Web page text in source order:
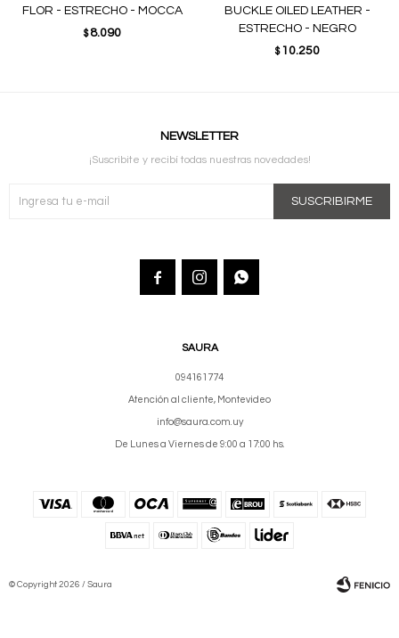
FLOR - ESTRECHO - MOCCA
$ 8.090
BUCKLE OILED LEATHER -
ESTRECHO - NEGRO
$ 10.250
SAURA
094161774
Atención al cliente, Montevideo
info@saura.com.uy
De Lunes a Viernes de 9:00 a 17:00 hs.
NEWSLETTER
¡Suscribite y recibí todas nuestras novedades!
SUSCRIBIRME
  
© Copyright 2026 / Saura